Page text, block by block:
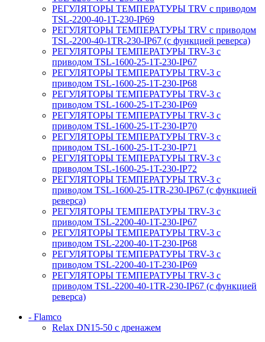
РЕГУЛЯТОРЫ ТЕМПЕРАТУРЫ TRV с приводом
TSL-2200-40-1T-230-IP69
РЕГУЛЯТОРЫ ТЕМПЕРАТУРЫ TRV с приводом
TSL-2200-40-1TR-230-IP67 (с функцией реверса)
РЕГУЛЯТОРЫ ТЕМПЕРАТУРЫ TRV-3 с
приводом TSL-1600-25-1T-230-IP67
РЕГУЛЯТОРЫ ТЕМПЕРАТУРЫ TRV-3 с
приводом TSL-1600-25-1T-230-IP68
РЕГУЛЯТОРЫ ТЕМПЕРАТУРЫ TRV-3 с
приводом TSL-1600-25-1T-230-IP69
РЕГУЛЯТОРЫ ТЕМПЕРАТУРЫ TRV-3 с
приводом TSL-1600-25-1T-230-IP70
РЕГУЛЯТОРЫ ТЕМПЕРАТУРЫ TRV-3 с
приводом TSL-1600-25-1T-230-IP71
РЕГУЛЯТОРЫ ТЕМПЕРАТУРЫ TRV-3 с
приводом TSL-1600-25-1T-230-IP72
РЕГУЛЯТОРЫ ТЕМПЕРАТУРЫ TRV-3 с
приводом TSL-1600-25-1TR-230-IP67 (с функцией
реверса)
РЕГУЛЯТОРЫ ТЕМПЕРАТУРЫ TRV-3 с
приводом TSL-2200-40-1T-230-IP67
РЕГУЛЯТОРЫ ТЕМПЕРАТУРЫ TRV-3 с
приводом TSL-2200-40-1T-230-IP68
РЕГУЛЯТОРЫ ТЕМПЕРАТУРЫ TRV-3 с
приводом TSL-2200-40-1T-230-IP69
РЕГУЛЯТОРЫ ТЕМПЕРАТУРЫ TRV-3 с
приводом TSL-2200-40-1TR-230-IP67 (с функцией
реверса)
- Flamco
Relax DN15-50 с дренажем